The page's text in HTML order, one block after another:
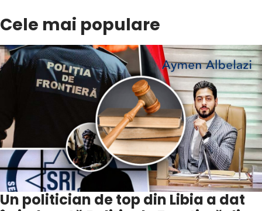
Cele mai populare
Un politician de top din Libia a dat